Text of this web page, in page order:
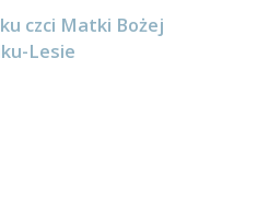
czci Matki Bożej
Lesie